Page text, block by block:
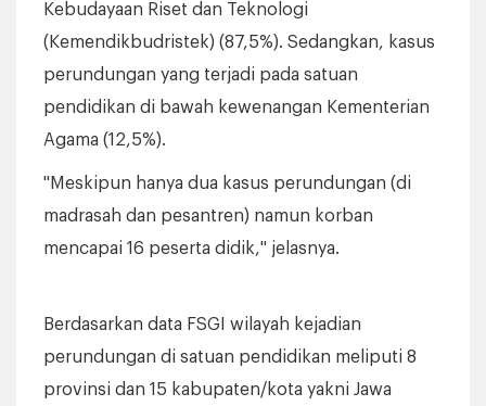
Kebudayaan Riset dan Teknologi
(Kemendikbudristek) (87,5%). Sedangkan, kasus
perundungan yang terjadi pada satuan
pendidikan di bawah kewenangan Kementerian
Agama (12,5%).
"Meskipun hanya dua kasus perundungan (di
madrasah dan pesantren) namun korban
mencapai 16 peserta didik," jelasnya.
Berdasarkan data FSGI wilayah kejadian
perundungan di satuan pendidikan meliputi 8
provinsi dan 15 kabupaten/kota yakni Jawa